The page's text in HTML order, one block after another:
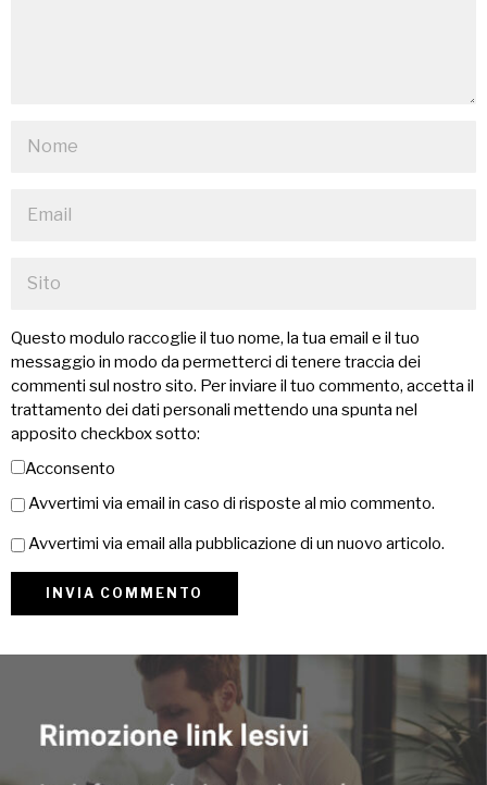
Questo modulo raccoglie il tuo nome, la tua email e il tuo
messaggio in modo da permetterci di tenere traccia dei
commenti sul nostro sito. Per inviare il tuo commento, accetta il
trattamento dei dati personali mettendo una spunta nel
apposito checkbox sotto:
Acconsento
Avvertimi via email in caso di risposte al mio commento.
Avvertimi via email alla pubblicazione di un nuovo articolo.